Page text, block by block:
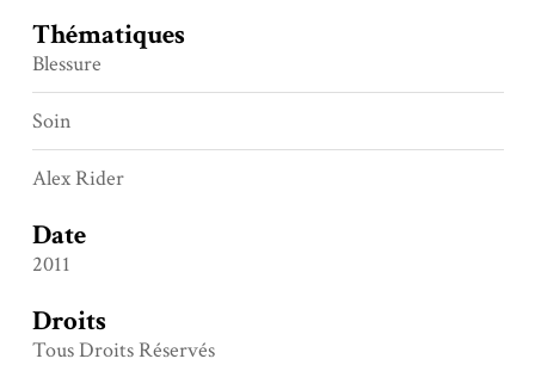
Thématiques
Blessure
Soin
Alex Rider
Date
2011
Droits
Tous Droits Réservés